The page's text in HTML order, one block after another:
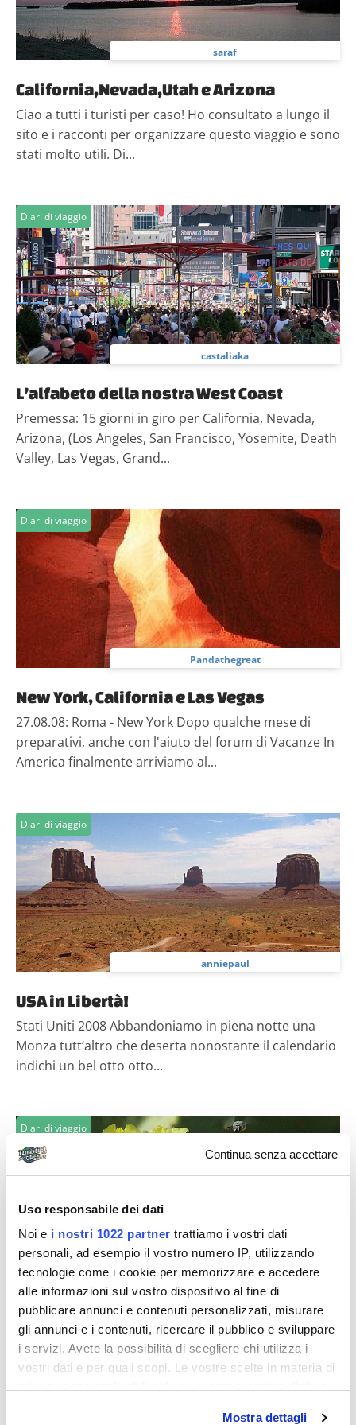
Continua senza accettare
Uso responsabile dei dati
Noi e i nostri 1022 partner trattiamo i vostri dati
personali, ad esempio il vostro numero IP, utilizzando
tecnologie come i cookie per memorizzare e accedere
alle informazioni sul vostro dispositivo al fine di
pubblicare annunci e contenuti personalizzati, misurare
gli annunci e i contenuti, ricercare il pubblico e sviluppare
i servizi. Avete la possibilità di scegliere chi utilizza i
vostri dati e per quali scopi. Le vostre scelte in materia di
Mostra dettagli
saraf
California,Nevada,Utah e Arizona
Ciao a tutti i turisti per caso! Ho consultato a lungo il
sito e i racconti per organizzare questo viaggio e sono
stati molto utili. Di...
Diari di viaggio
castaliaka
L’alfabeto della nostra West Coast
Premessa: 15 giorni in giro per California, Nevada,
Arizona, (Los Angeles, San Francisco, Yosemite, Death
Valley, Las Vegas, Grand...
Diari di viaggio
Pandathegreat
New York, California e Las Vegas
27.08.08: Roma - New York Dopo qualche mese di
preparativi, anche con l'aiuto del forum di Vacanze In
America finalmente arriviamo al...
Diari di viaggio
anniepaul
USA in Libertà!
Stati Uniti 2008 Abbandoniamo in piena notte una
Monza tutt’altro che deserta nonostante il calendario
indichi un bel otto otto...
Diari di viaggio
Claudione
West Coast 2
Da molto tempo sognavo di battere le polverose
strade sterminate della West Coast, alla ricerca del
Grande Sogno Americano. Finalmente...